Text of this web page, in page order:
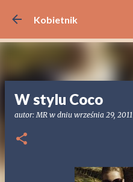
Kobietnik
W stylu Coco
autor:MR w dniu września 29, 2011